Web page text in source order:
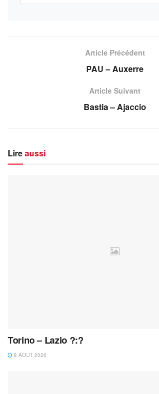
Article Précédent
PAU – Auxerre
Article Suivant
Bastia – Ajaccio
Lireaussi
Torino – Lazio ?:?
8 AOÛT 2026